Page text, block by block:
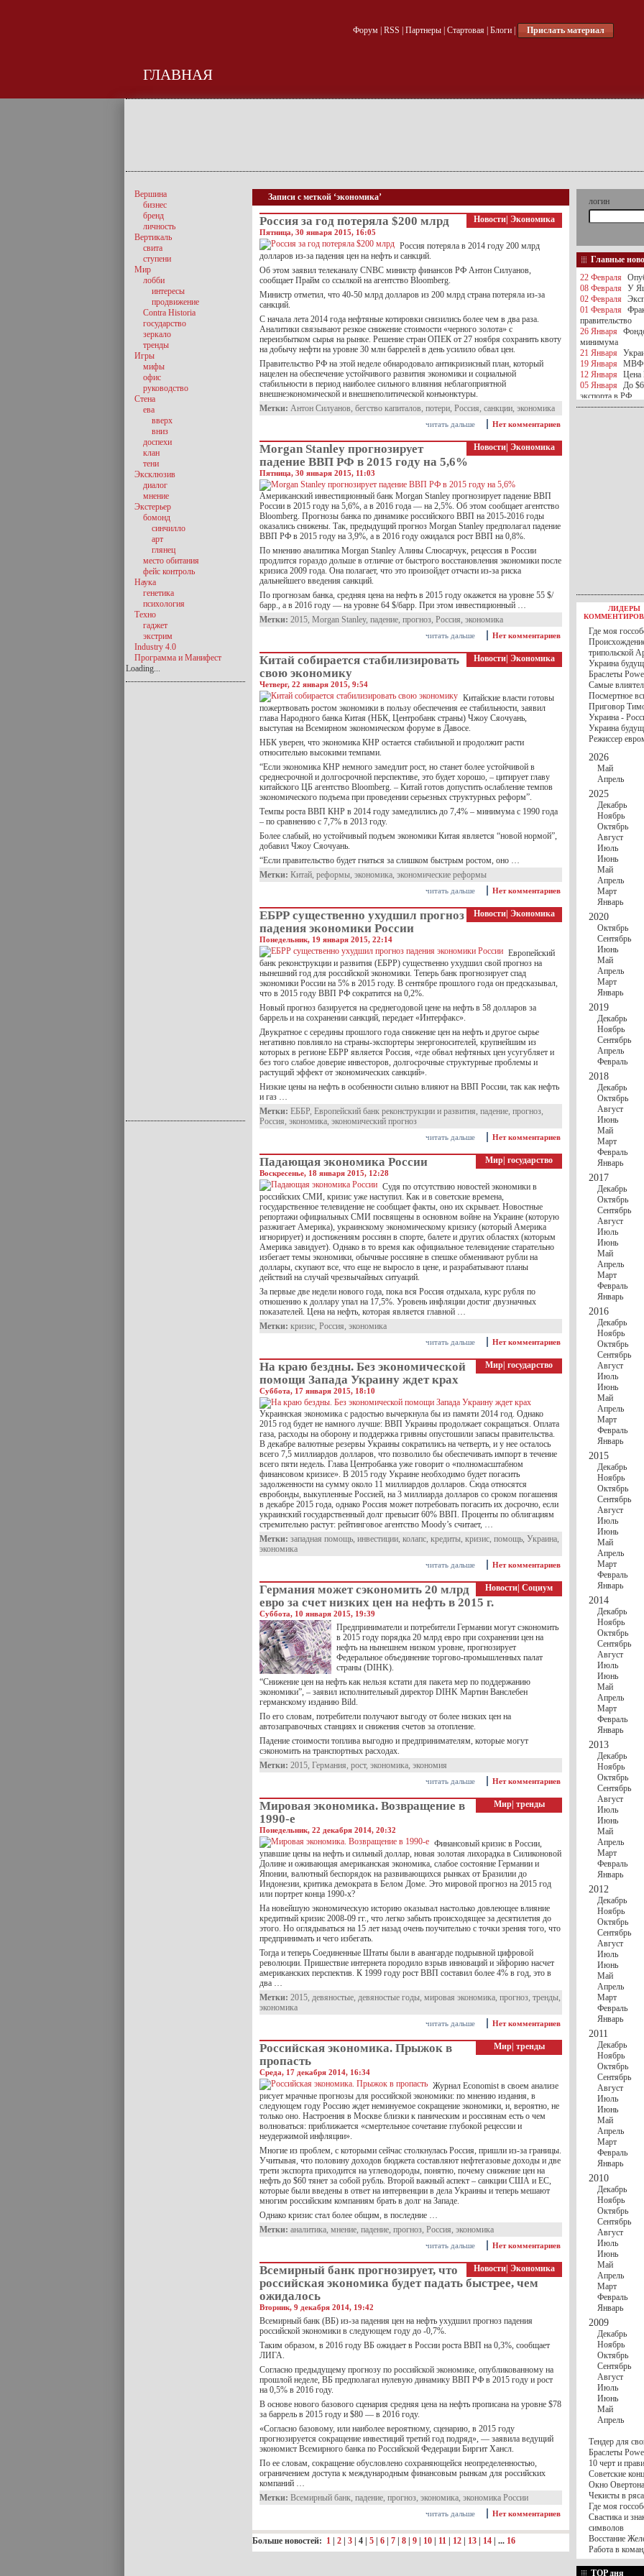
Форум| RSS Партнеры| Стартовая| Блоги| Прислать материал
ГЛАВНАЯ
Записи с меткой ‘экономика’
Новости Экономика
Россия за год потеряла $200 млрд
Пятница, 30 января 2015, 16:05
Россия потеряла в 2014 году 200 млрд
долларов из-за падения цен на нефть и санкций.
Об этом заявил телеканалу CNBC министр финансов РФ Антон Силуанов,
сообщает Прайм со ссылкой на агентство Bloomberg.
Министр отметил, что 40-50 млрд долларов из 200 млрд страна потеряла из-за
санкций.
С начала лета 2014 года нефтяные котировки снизились более чем в два раза.
Аналитики связывают резкое снижение стоимости «черного золота» с
переизбытком сырья на рынке. Решение стран ОПЕК от 27 ноября сохранить квоту
на добычу нефти на уровне 30 млн баррелей в день усилило обвал цен.
Правительство РФ на этой неделе обнародовало антикризисный план, который
нацелен на обеспечение устойчивого развития экономики и социальной
стабильности в период наиболее сильного влияния неблагоприятной
внешнеэкономической и внешнеполитической конъюнктуры.
Метки: Антон Силуанов, бегство капиталов, потери, Россия, санкции, экономика
Нет комментариев
читать дальше
Новости Экономика
Morgan Stanley прогнозирует
падение ВВП РФ в 2015 году на 5,6%
Пятница, 30 января 2015, 11:03
Американский инвестиционный банк Morgan Stanley прогнозирует падение ВВП
России в 2015 году на 5,6%, а в 2016 года — на 2,5%. Об этом сообщает агентство
Bloomberg. Прогнозы банка по динамике российского ВВП на 2015-2016 годы
оказались снижены. Так, предыдущий прогноз Morgan Stanley предполагал падение
ВВП РФ в 2015 году на 3,9%, а в 2016 году ожидался рост ВВП на 0,8%.
По мнению аналитика Morgan Stanley Алины Слюсарчук, рецессия в России
продлится гораздо дольше в отличие от быстрого восстановления экономики после
кризиса 2009 года. Она полагает, что это произойдет отчасти из-за риска
дальнейшего введения санкций.
По прогнозам банка, средняя цена на нефть в 2015 году окажется на уровне 55 $/
барр., а в 2016 году — на уровне 64 $/барр. При этом инвестиционный …
Метки: 2015, Morgan Stanley, падение, прогноз, Россия, экономика
Нет комментариев
читать дальше
Новости Экономика
Китай собирается стабилизировать
свою экономику
Четверг, 22 января 2015, 9:54
Китайские власти готовы
пожертвовать ростом экономики в пользу обеспечения ее стабильности, заявил
глава Народного банка Китая (НБК, Центробанк страны) Чжоу Сяочуань,
выступая на Всемирном экономическом форуме в Давосе.
НБК уверен, что экономика КНР остается стабильной и продолжит расти
относительно высокими темпами.
“Если экономика КНР немного замедлит рост, но станет более устойчивой в
среднесрочной и долгосрочной перспективе, это будет хорошо, – цитирует главу
китайского ЦБ агентство Bloomberg. – Китай готов допустить ослабление темпов
экономического подъема при проведении серьезных структурных реформ”.
Темпы роста ВВП КНР в 2014 году замедлились до 7,4% – минимума с 1990 года
– по сравнению с 7,7% в 2013 году.
Более слабый, но устойчивый подъем экономики Китая является “новой нормой”,
добавил Чжоу Сяочуань.
“Если правительство будет гнаться за слишком быстрым ростом, оно …
Метки: Китай, реформы, экономика, экономические реформы
Нет комментариев
читать дальше
Новости Экономика
ЕБРР существенно ухудшил прогноз
падения экономики России
Понедельник, 19 января 2015, 22:14
Европейский
банк реконструкции и развития (ЕБРР) существенно ухудшил свой прогноз на
нынешний год для российской экономики. Теперь банк прогнозирует спад
экономики России на 5% в 2015 году. В сентябре прошлого года он предсказывал,
что в 2015 году ВВП РФ сократится на 0,2%.
Новый прогноз базируется на среднегодовой цене на нефть в 58 долларов за
баррель и на сохранении санкций, передает «Интерфакс».
Двукратное с середины прошлого года снижение цен на нефть и другое сырье
негативно повлияло на страны-экспортеры энергоносителей, крупнейшим из
которых в регионе ЕБРР является Россия, «где обвал нефтяных цен усугубляет и
без того слабое доверие инвесторов, долгосрочные структурные проблемы и
растущий эффект от экономических санкций».
Низкие цены на нефть в особенности сильно влияют на ВВП России, так как нефть
и газ …
Метки: ЕББР, Европейский банк реконструкции и развития, падение, прогноз,
Россия, экономика, экономический прогноз
Нет комментариев
читать дальше
Мир государство
Падающая экономика России
Воскресенье, 18 января 2015, 12:28
Судя по отсутствию новостей экономики в
российских СМИ, кризис уже наступил. Как и в советские времена,
государственное телевидение не сообщает факты, оно их скрывает. Новостные
репортажи официальных СМИ посвящены в основном войне на Украине (которую
разжигает Америка), украинскому экономическому кризису (который Америка
игнорирует) и достижениям россиян в спорте, балете и других областях (которым
Америка завидует). Однако в то время как официальное телевидение старательно
избегает темы экономики, обычные россияне в спешке обменивают рубли на
доллары, скупают все, что еще не выросло в цене, и разрабатывают планы
действий на случай чрезвычайных ситуаций.
За первые две недели нового года, пока вся Россия отдыхала, курс рубля по
отношению к доллару упал на 17,5%. Уровень инфляции достиг двузначных
показателей. Цена на нефть, которая является главной …
Метки: кризис, Россия, экономика
Нет комментариев
читать дальше
Мир государство
На краю бездны. Без экономической
помощи Запада Украину ждет крах
Суббота, 17 января 2015, 18:10
Украинская экономика с радостью вычеркнула бы из памяти 2014 год. Однако
2015 год будет не намного лучше: ВВП Украины продолжает сокращаться. Оплата
газа, расходы на оборону и поддержка гривны опустошили запасы правительства.
В декабре валютные резервы Украины сократились на четверть, и у нее осталось
всего 7,5 миллиардов долларов, что позволило бы обеспечивать импорт в течение
всего пяти недель. Глава Центробанка уже говорит о «полномасштабном
финансовом кризисе». В 2015 году Украине необходимо будет погасить
задолженности на сумму около 11 миллиардов долларов. Сюда относятся
евробонды, выкупленные Россией, на 3 миллиарда долларов со сроком погашения
в декабре 2015 года, однако Россия может потребовать погасить их досрочно, если
украинский государственный долг превысит 60% ВВП. Проценты по облигациям
стремительно растут: рейтинговое агентство Moody’s считает, …
Метки: западная помощь, инвестиции, колапс, кредиты, кризис, помощь, Украина,
экономика
Нет комментариев
читать дальше
Новости Социум
Германия может сэкономить 20 млрд
евро за счет низких цен на нефть в 2015 г.
Суббота, 10 января 2015, 19:39
Предприниматели и потребители Германии могут сэкономить
в 2015 году порядка 20 млрд евро при сохранении цен на
нефть на нынешнем низком уровне, прогнозирует
Федеральное объединение торгово-промышленных палат
страны (DIHK).
“Снижение цен на нефть как нельзя кстати для пакета мер по поддержанию
экономики”, – заявил исполнительный директор DIHK Мартин Ванслебен
германскому изданию Bild.
По его словам, потребители получают выгоду от более низких цен на
автозаправочных станциях и снижения счетов за отопление.
Падение стоимости топлива выгодно и предпринимателям, которые могут
сэкономить на транспортных расходах.
Метки: 2015, Германия, рост, экономика, экономия
Нет комментариев
читать дальше
Мир| тренды
Мировая экономика. Возвращение в
1990-е
Понедельник, 22 декабря 2014, 20:32
Финансовый кризис в России,
упавшие цены на нефть и сильный доллар, новая золотая лихорадка в Силиконовой
Долине и оживающая американская экономика, слабое состояние Германии и
Японии, валютный беспорядок на развивающихся рынках от Бразилии до
Индонезии, критика демократа в Белом Доме. Это мировой прогноз на 2015 год
или портрет конца 1990-х?
На новейшую экономическую историю оказывал настолько довлеющее влияние
кредитный кризис 2008-09 гг., что легко забыть происходящее за десятилетия до
этого. Но оглядываться на 15 лет назад очень поучительно с точки зрения того, что
предпринимать и чего избегать.
Тогда и теперь Соединенные Штаты были в авангарде подрывной цифровой
революции. Пришествие интернета породило взрыв инноваций и эйфорию насчет
американских перспектив. К 1999 году рост ВВП составил более 4% в год, это в
два …
Метки: 2015, девяностые, девяностые годы, мировая экономика, прогноз, тренды,
экономика
Нет комментариев
читать дальше
Мир| тренды
Российская экономика. Прыжок в
пропасть
Среда, 17 декабря 2014, 16:34
Журнал Economist в своем анализе
рисует мрачные прогнозы для российской экономики: по мнению издания, в
следующем году Россию ждет неминуемое сокращение экономики, и, вероятно, не
только оно. Настроения в Москве близки к паническим и россиянам есть о чем
волноваться: приближается «смертельное сочетание глубокой рецессии и
неудержимой инфляции».
Многие из проблем, с которыми сейчас столкнулась Россия, пришли из-за границы.
Учитывая, что половину доходов бюджета составляют нефтегазовые доходы и две
трети экспорта приходится на углеводороды, понятно, почему снижение цен на
нефть до $60 тянет за собой рубль. Второй важный аспект – санкции США и ЕС,
которые были введены в ответ на интервенции в дела Украины и теперь мешают
многим российским компаниям брать в долг на Западе.
Однако кризис стал более общим, в последние …
Метки: аналитика, мнение, падение, прогноз, Россия, экономика
Нет комментариев
читать дальше
Новости Экономика
Всемирный банк прогнозирует, что
российская экономика будет падать быстрее, чем
ожидалось
Вторник, 9 декабря 2014, 19:42
Всемирный банк (ВБ) из-за падения цен на нефть ухудшил прогноз падения
российской экономики в следующем году до -0,7%.
Таким образом, в 2016 году ВБ ожидает в России роста ВВП на 0,3%, сообщает
ЛИГА.
Согласно предыдущему прогнозу по российской экономике, опубликованному на
прошлой неделе, ВБ предполагал нулевую динамику ВВП РФ в 2015 году и рост
на 0,5% в 2016 году.
В основе нового базового сценария средняя цена на нефть прописана на уровне $78
за баррель в 2015 году и $80 — в 2016 году.
«Согласно базовому, или наиболее вероятному, сценарию, в 2015 году
прогнозируется сокращение инвестиций третий год подряд», — заявила ведущий
экономист Всемирного банка по Российской Федерации Биргит Хансл.
По ее словам, сокращение обусловлено сохраняющейся неопределенностью,
ограничением доступа к международным финансовым рынкам для российских
компаний …
Метки: Всемирный банк, падение, прогноз, экономика, экономика России
Нет комментариев
читать дальше
Больше новостей: 1 2 3 4 5 6 7 8 9 10 11 12 13 14 | ... 16
Вершина
бизнес
бренд
личность
Вертикаль
свита
ступени
Мир
лобби
интересы
продвижение
Contra Historia
государство
зеркало
тренды
Игры
мифы
офис
руководство
Стена
ева
вверх
вниз
доспехи
клан
тени
Эксклюзив
диалог
мнение
Экстерьер
бомонд
синчилло
арт
глянец
место обитания
фейс контроль
Наука
генетика
психология
Техно
гаджет
экстрим
Industry 4.0
Программа и Манифест
Loading...
логин
Главные
22 Февраля
08 Февраля
У
02 Февраля
01 Февраля
правительство
26 Января
минимума
21 Января
19 Января
МВФ
12 Января
Цена
05 Января
До
экспорта в РФ
05 Января
Киев
30 Ноября С 1
30 Ноября
РФ
27 Ноября
ВВП
госбюджете
27 Ноября
Турции
17 Ноября
шестилетнего
16 Ноября
13 Ноября
10 Ноября
10 Ноября
особом статусе
03 Ноября
ЛИДЕРЫ
Где моя
трипольской
Украина
Браслеты
Самые
Посмертное
Приговор
Украина -
Украина
Режиссер
2026
Май
Апрель
2025
Декабрь
Ноябрь
Октябрь
Август
Июль
Июнь
Май
Апрель
Март
Январь
2020
Октябрь
Сентябрь
Июнь
Май
Апрель
Март
Январь
2019
Декабрь
Ноябрь
Сентябрь
Апрель
Февраль
2018
Декабрь
Октябрь
Август
Июнь
Май
Март
Февраль
Январь
2017
Декабрь
Октябрь
Сентябрь
Август
Июль
Июнь
Май
Апрель
Март
Февраль
Январь
2016
Декабрь
Ноябрь
Октябрь
Сентябрь
Август
Июль
Июнь
Май
Апрель
Март
Февраль
Январь
2015
Декабрь
Ноябрь
Октябрь
Сентябрь
Август
Июль
Июнь
Май
Апрель
Март
Февраль
Январь
2014
Декабрь
Ноябрь
Октябрь
Сентябрь
Август
Июль
Июнь
Май
Апрель
Март
Февраль
Январь
2013
Декабрь
Ноябрь
Октябрь
Сентябрь
Август
Июль
Июнь
Май
Апрель
Март
Февраль
Январь
2012
Декабрь
Ноябрь
Октябрь
Сентябрь
Август
Июль
Июнь
Май
Апрель
Март
Февраль
Январь
2011
Декабрь
Ноябрь
Октябрь
Сентябрь
Август
Июль
Июнь
Май
Апрель
Март
Февраль
Январь
2010
Декабрь
Ноябрь
Октябрь
Сентябрь
Август
Июль
Июнь
Май
Апрель
Март
Февраль
Январь
2009
Декабрь
Ноябрь
Октябрь
Сентябрь
Август
Июль
Июнь
Май
Апрель
Тендер для
Браслеты
10 черт и
Советские
Окно
Чекисты в
Где моя
Свастика и
символов
Восстание
Работа в
TOP дня